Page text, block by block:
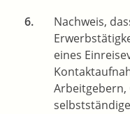
Nachweis,
eines
Arbeitgebern,